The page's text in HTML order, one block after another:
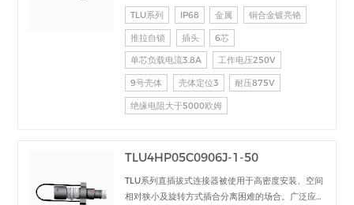
于电台设备、加固计算机、医疗设备、测试检测设
备、音频视频设备、数据采集、工业控制等场合的交
直流、高速、射频、光纤等的信号连接传输。
TLU系列 IP68 金属 铜合金镀亮铬
推拉自锁 插头 6芯
单芯负载电流3.8A 工作电压250V
9号壳体 壳体定位3 耐压875V
绝缘电阻大于5000欧姆
TLU4HP05C0906J-1-50
TLU系列直插拔式连接器被使用于高密度安装、空间
相对狭小及旋转方式插合分离困难的场合。广泛应用